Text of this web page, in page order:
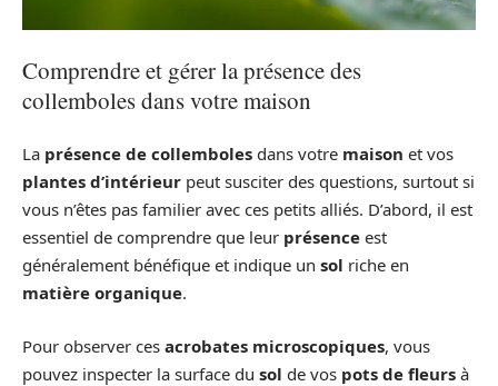
Comprendre et gérer la présence des
collemboles dans votre maison
La présence de collemboles dans votre maison et vos
plantes d’intérieur peut susciter des questions, surtout si
vous n’êtes pas familier avec ces petits alliés. D’abord, il est
essentiel de comprendre que leur présence est
généralement bénéfique et indique un sol riche en
matière organique.
Pour observer ces acrobates microscopiques, vous
pouvez inspecter la surface du sol de vos pots de fleurs à